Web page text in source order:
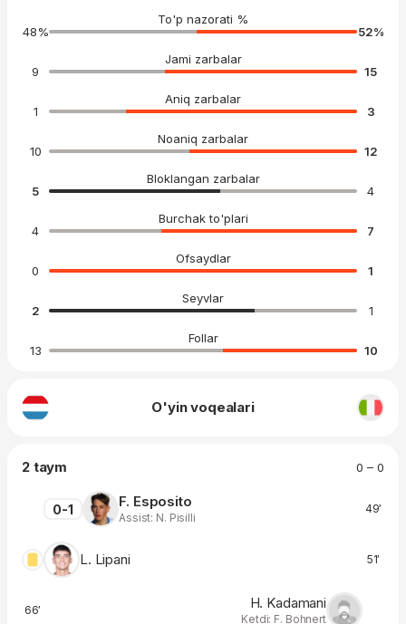
To'p nazorati %
48% 52%
Jami zarbalar
9
15
Aniq zarbalar
1
3
Noaniq zarbalar
10
12
Bloklangan zarbalar
5
4
Burchak to'plari
4
7
Ofsaydlar
0
1
Seyvlar
2
1
Follar
13
10
O'yin voqealari
2 taym 0 – 0
49′
F. Esposito
Assist: N. Pisilli
0-1
51′
L. Lipani
66′ H. Kadamani
Ketdi: F. Bohnert